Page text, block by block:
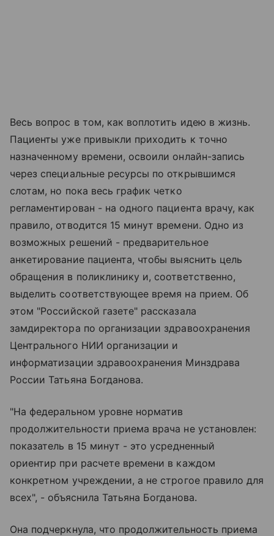
Весь вопрос в том, как воплотить идею в жизнь.
Пациенты уже привыкли приходить к точно
назначенному времени, освоили онлайн-запись
через специальные ресурсы по открывшимся
слотам, но пока весь график четко
регламентирован - на одного пациента врачу, как
правило, отводится 15 минут времени. Одно из
возможных решений - предварительное
анкетирование пациента, чтобы выяснить цель
обращения в поликлинику и, соответственно,
выделить соответствующее время на прием. Об
этом "Российской газете" рассказала
замдиректора по организации здравоохранения
Центрального НИИ организации и
информатизации здравоохранения Минздрава
России Татьяна Богданова.
"На федеральном уровне норматив
продолжительности приема врача не установлен:
показатель в 15 минут - это усредненный
ориентир при расчете времени в каждом
конкретном учреждении, а не строгое правило для
всех", - объяснила Татьяна Богданова.
Она подчеркнула, что продолжительность приема